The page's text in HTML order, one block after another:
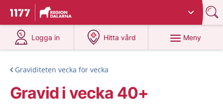
Till startsidan för 1177
Du har valt region
Logga in
på 1177.se
Hitta vård
på 1177.se
Meny
Graviditeten vecka för vecka
Gravid i vecka 40+